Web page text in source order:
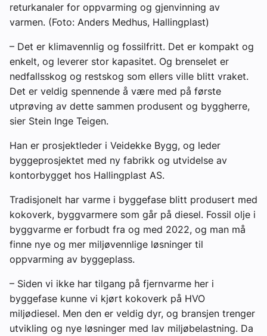
returkanaler for oppvarming og gjenvinning av
varmen. (Foto: Anders Medhus, Hallingplast)
– Det er klimavennlig og fossilfritt. Det er kompakt og
enkelt, og leverer stor kapasitet. Og brenselet er
nedfallsskog og restskog som ellers ville blitt vraket.
Det er veldig spennende å være med på første
utprøving av dette sammen produsent og byggherre,
sier Stein Inge Teigen.
Han er prosjektleder i Veidekke Bygg, og leder
byggeprosjektet med ny fabrikk og utvidelse av
kontorbygget hos Hallingplast AS.
Tradisjonelt har varme i byggefase blitt produsert med
kokoverk, byggvarmere som går på diesel. Fossil olje i
byggvarme er forbudt fra og med 2022, og man må
finne nye og mer miljøvennlige løsninger til
oppvarming av byggeplass.
– Siden vi ikke har tilgang på fjernvarme her i
byggefase kunne vi kjørt kokoverk på HVO
miljødiesel. Men den er veldig dyr, og bransjen trenger
utvikling og nye løsninger med lav miljøbelastning. Da